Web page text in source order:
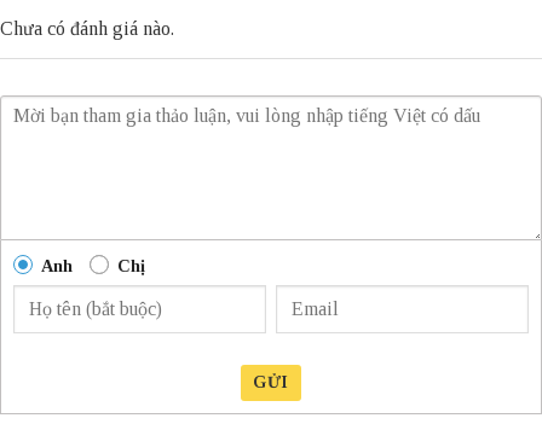
Chưa có đánh giá nào.
Anh Chị
GỬI